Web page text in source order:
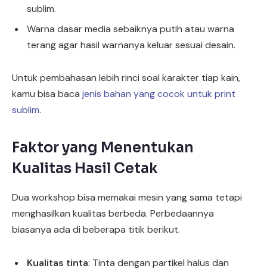
sublim.
Warna dasar media sebaiknya putih atau warna
terang agar hasil warnanya keluar sesuai desain.
Untuk pembahasan lebih rinci soal karakter tiap kain,
kamu bisa baca jenis bahan yang cocok untuk print
sublim.
Faktor yang Menentukan
Kualitas Hasil Cetak
Dua workshop bisa memakai mesin yang sama tetapi
menghasilkan kualitas berbeda. Perbedaannya
biasanya ada di beberapa titik berikut.
Kualitas tinta: Tinta dengan partikel halus dan